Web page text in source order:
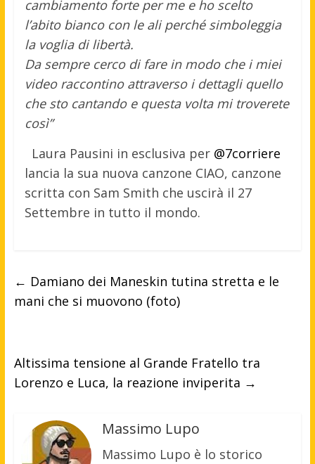
cambiamento forte per me e ho scelto
l’abito bianco con le ali perché simboleggia
la voglia di libertà.
Da sempre cerco di fare in modo che i miei
video raccontino attraverso i dettagli quello
che sto cantando e questa volta mi troverete
così”
Laura Pausini in esclusiva per @7corriere
lancia la sua nuova canzone CIAO, canzone
scritta con Sam Smith che uscirà il 27
Settembre in tutto il mondo.
← Damiano dei Maneskin tutina stretta e le
mani che si muovono (foto)
Altissima tensione al Grande Fratello tra
Lorenzo e Luca, la reazione inviperita →
Massimo Lupo
Massimo Lupo è lo storico